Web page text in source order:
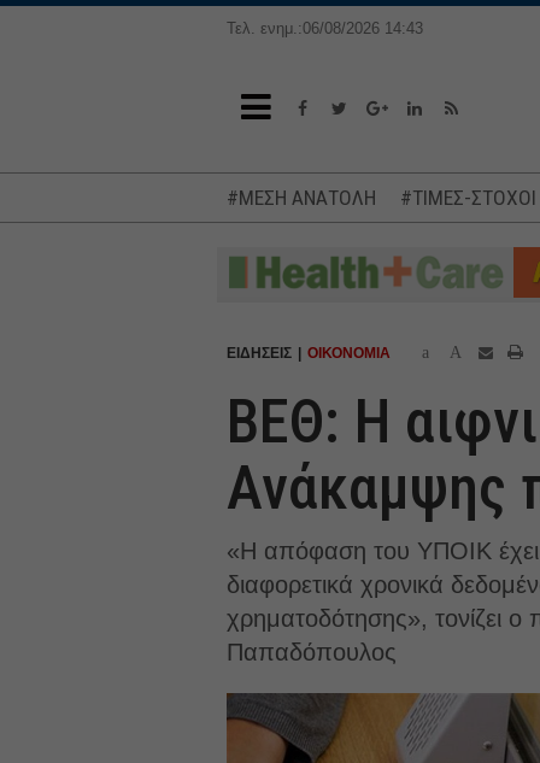
Τελ. ενημ.:06/08/2026 14:43
#ΜΕΣΗ ΑΝΑΤΟΛΗ #ΤΙΜΕΣ-
ΕΙΔΗΣΕΙΣ ΟΙΚΟΝΟΜΙΑ a A
ΒΕΘ: Η
Ανάκαμψης
«Η απόφαση του ΥΠΟΙΚ έχει
διαφορετικά χρονικά
χρηματοδότησης», τονίζει ο
Παπαδόπουλος